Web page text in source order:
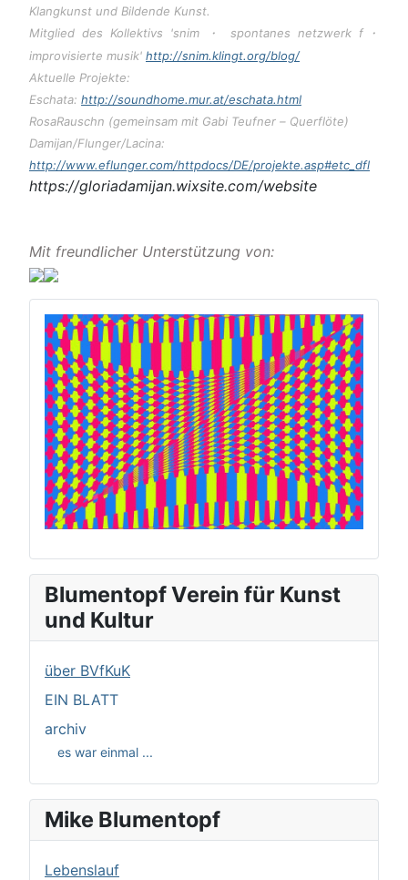
Klangkunst und Bildende Kunst.
Mitglied des Kollektivs 'snim
・ spontanes netzwerk f・
improvisierte musik' http://snim.klingt.org/blog/
Aktuelle Projekte:
Eschata: http://soundhome.mur.at/eschata.html
RosaRauschn (gemeinsam mit Gabi Teufner – Querflöte)
Damijan/Flunger/Lacina:
http://www.eflunger.com/httpdocs/DE/projekte.asp#etc_dfl
https://gloriadamijan.wixsite.com/website
Mit freundlicher Unterstützung von:
Blumentopf Verein für Kunst
und Kultur
über BVfKuK
EIN BLATT
archiv
es war einmal ...
Mike Blumentopf
Lebenslauf